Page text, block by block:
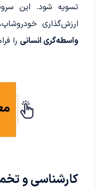
تسویه شود. این
ارزش‌گذاری
واسطه‌گری انسانی را
کارشناسی و